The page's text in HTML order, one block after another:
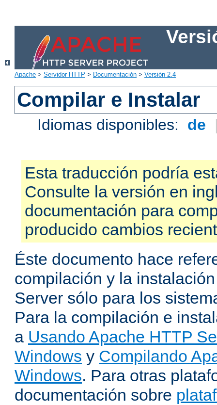
Apache > Servidor HTTP > Documentación > Versión 2.4
Compilar e Instalar
Idiomas disponibles: de
Esta traducción podría
Consulte la versión en
documentación para
producido cambios
Éste documento hace
compilación y la
Server sólo para los
Para la compilación e
a Usando Apache HTTP
Windows y Compilando
Windows. Para otras
documentación sobre